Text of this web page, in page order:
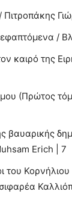
Πιτροπάκης
/
καιρό της
(Πρώτος
βαυαρικής
Erich | 7
του